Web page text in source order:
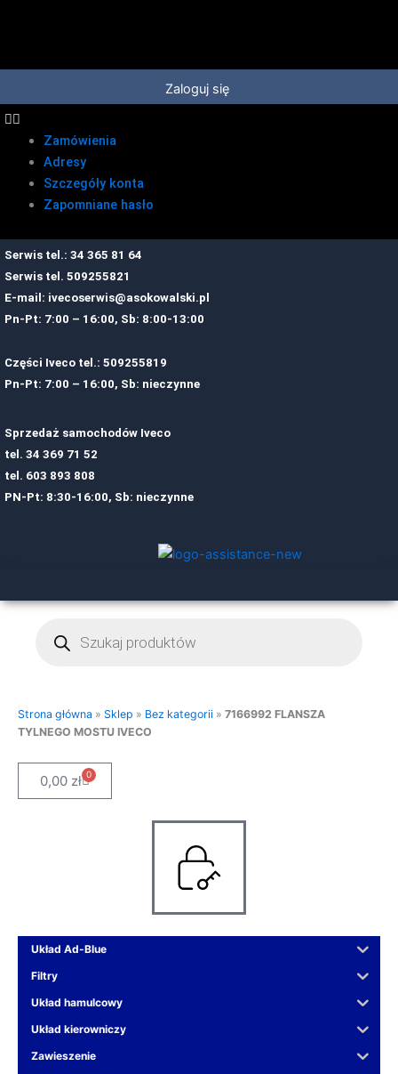
Zaloguj się
Zamówienia
Adresy
Szczegóły konta
Zapomniane hasło
Serwis tel.: 34 365 81 64
Serwis tel. 509255821
E-mail: ivecoserwis@asokowalski.pl
Pn-Pt: 7:00 – 16:00, Sb: 8:00-13:00
Części Iveco tel.: 509255819
Pn-Pt: 7:00 – 16:00, Sb: nieczynne
Sprzedaż samochodów Iveco
tel. 34 369 71 52
tel. 603 893 808
PN-Pt: 8:30-16:00, Sb: nieczynne
produktów
Strona główna » Sklep » Bez kategorii » 7166992 FLANSZA
TYLNEGO MOSTU IVECO
0,00 zł 0
Cart
Układ Ad-Blue
Filtry
Układ hamulcowy
Układ kierowniczy
Zawieszenie